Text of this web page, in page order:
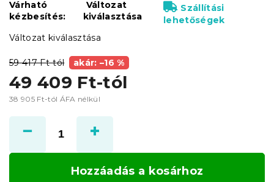
59 417 Ft-tól akár: –16 %
49 409 Ft-tól
38 905 Ft-tól ÁFA nélkül
Változat kiválasztása
Várható
kézbesítés:
Változat
kiválasztása
Szállítási
lehetőségek
Hozzáadás a kosárhoz